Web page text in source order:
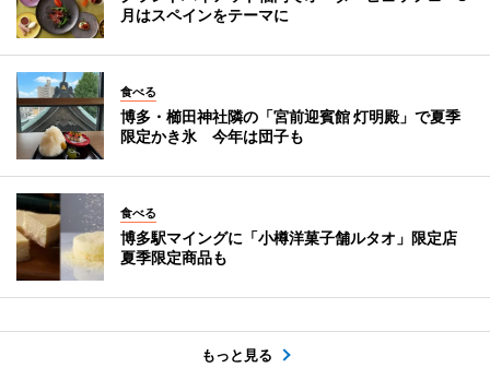
月はスペインをテーマに
食べる
博多・櫛田神社隣の「宮前迎賓館 灯明殿」で夏季
限定かき氷 今年は団子も
食べる
博多駅マイングに「小樽洋菓子舗ルタオ」限定店
夏季限定商品も
もっと見る